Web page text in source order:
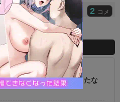
2 コメ
は欲しいもの全部もらったな